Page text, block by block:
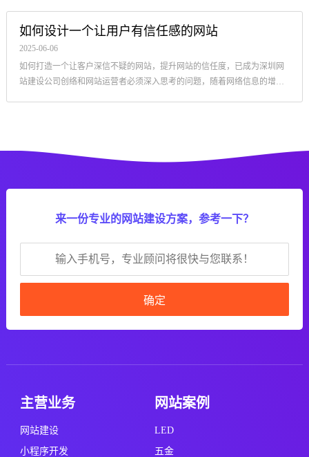
如何设计一个让用户有信任感的网站
2025-06-06
如何打造一个让客户深信不疑的网站，提升网站的信任度，已成为深圳网
站建设公司创络和网站运营者必须深入思考的问题，随着网络信息的增
来一份专业的网站建设方案，参考一下？
确定
主营业务
网站建设
小程序开发
网站案例
LED
五金